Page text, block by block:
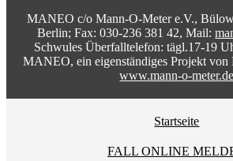
MANEO c/o Mann-O-Meter e.V.,
Berlin; Fax: 030-236 381 42, Mail:
Schwules Überfalltelefon: tägl.17-19
MANEO, ein eigenständiges Projekt von
www.mann-o-meter.de
Startseite
FALL ONLINE